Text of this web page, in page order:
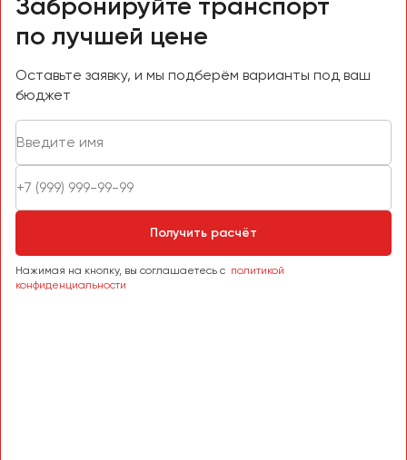
по лучшей цене
Оставьте заявку, и мы подберём варианты под ваш
бюджет
Получить расчёт
Нажимая на кнопку, вы соглашаетесь с политикой
конфиденциальности